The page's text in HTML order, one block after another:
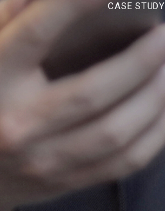
CASE STUDY